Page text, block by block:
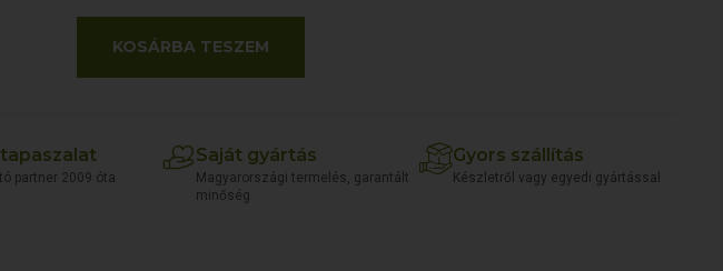
KOSÁRBA TESZEM
tapaszalat
partner 2009 óta
Saját gyártás
Magyarországi termelés, garantált
minőség
Gyors szállítás
Készletről vagy egyedi gyártással